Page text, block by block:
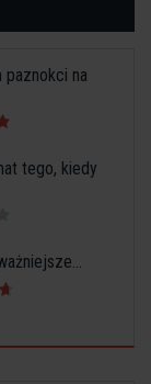
na
tego, kiedy